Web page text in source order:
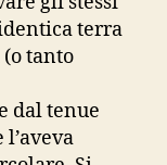
terra
tanto
dal tenue